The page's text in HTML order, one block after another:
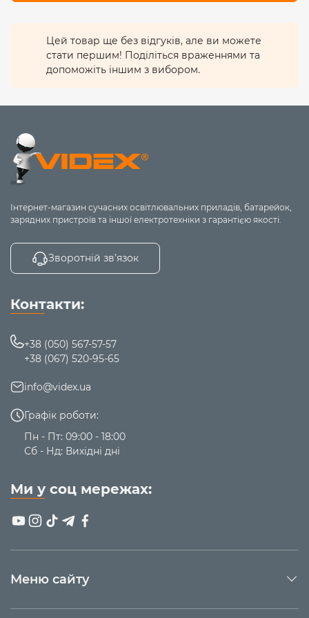
. Гарантійний термін виробу –1 рік .
Забудьте про звичні обмеження з кабелем CB6387 —
заряджайте швидко, використовуйте як підставку і не
конструкції!
Цей товар ще без відгуків, але ви можете
стати першим! Поділіться враженнями та
допоможіть іншим з вибором.
Інтернет-магазин сучасних освітлювальних приладів, батарейок,
зарядних пристроїв та іншої електротехніки з гарантією якості.
Зворотній зв’язок
Меню сайту
Контакти:
+38 (050) 567-57-57
+38 (067) 520-95-65
info@videx.ua
Графік роботи:
Пн - Пт: 09:00 - 18:00
Сб - Нд: Вихідні дні
Ми у соц мережах: